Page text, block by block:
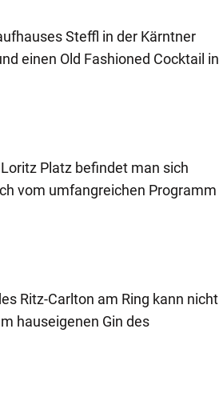
Steffl in der Kärntner
einen Old Fashioned Cocktail in
Platz befindet man sich
vom umfangreichen Programm
Ritz-Carlton am Ring kann nicht
hauseigenen Gin des